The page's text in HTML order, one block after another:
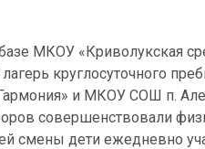
МКОУ «Криволукская
круглосуточного
и МКОУ СОШ п.
совершенствовали
смены дети ежедневно